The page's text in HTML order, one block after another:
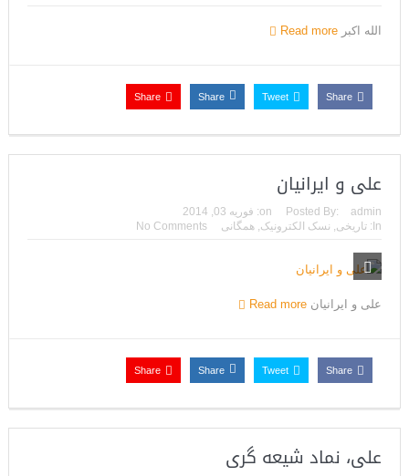
الله اکبر Read more
Share
Tweet
Share
Share
علی‌ و ایرانیان
Posted By: admin
on: فوریه 03, 2014
In:
تاریخی, نسک الکترونیک, همگانی No Comments
علی‌ و ایرانیان Read more
Share
Tweet
Share
Share
علی‌، نماد شیعه گری